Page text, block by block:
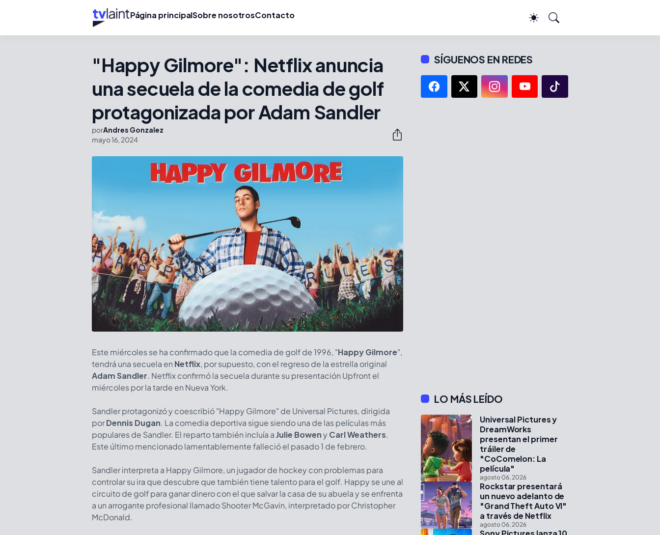
Página principalSobre nosotrosContacto
"Happy Gilmore": Netflix anuncia
una secuela de la comedia de golf
protagonizada por Adam Sandler
porAndres Gonzalez
mayo 16, 2024
Este miércoles se ha confirmado que la comedia de golf de 1996, "Happy Gilmore",
tendrá una secuela en Netflix, por supuesto, con el regreso de la estrella original
Adam Sandler. Netflix confirmó la secuela durante su presentación Upfront el
miércoles por la tarde en Nueva York.
Sandler protagonizó y coescribió "Happy Gilmore" de Universal Pictures, dirigida
porDennis Dugan. La comedia deportiva sigue siendo una de las películas más
populares de Sandler. El reparto también incluía aJulie BowenyCarl Weathers.
Este último mencionado lamentablemente falleció el pasado 1 de febrero.
Sandler interpreta a Happy Gilmore, un jugador de hockey con problemas para
controlar su ira que descubre que también tiene talento para el golf. Happy se une al
circuito de golf para ganar dinero con el que salvar la casa de su abuela y se enfrenta
a un arrogante profesional llamado Shooter McGavin, interpretado por Christopher
McDonald.
SÍGUENOS EN REDES
LO MÁS LEÍDO
Universal Pictures y
DreamWorks
presentan el primer
tráiler de
"CoComelon: La
película"
agosto 06, 2026
Rockstar presentará
un nuevo adelanto de
"Grand Theft Auto VI"
a través de Netflix
agosto 06, 2026